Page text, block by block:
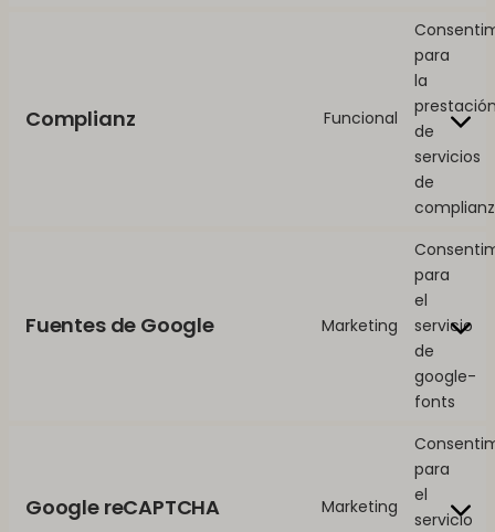
Complianz Funcional
para
la
de
servicios
de
complianz
Fuentes de Google Marketing
para
el
servicio
de
google-
fonts
Google reCAPTCHA Marketing
para
el
servicio